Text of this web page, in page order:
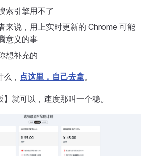
索引擎用不了
来说，用上实时更新的 Chrome 可能
意义的事
想补充的
， 点这里，自己去拿。
就可以，速度那叫一个稳。